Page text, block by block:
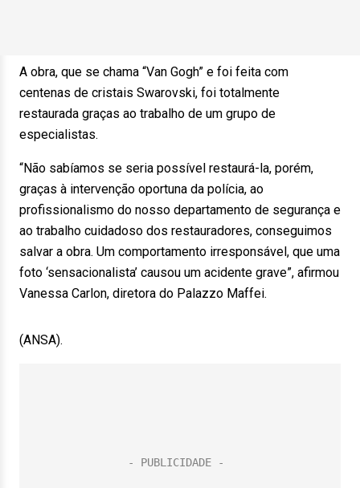
A obra, que se chama “Van Gogh” e foi feita com
centenas de cristais Swarovski, foi totalmente
restaurada graças ao trabalho de um grupo de
especialistas.
“Não sabíamos se seria possível restaurá-la, porém,
graças à intervenção oportuna da polícia, ao
profissionalismo do nosso departamento de segurança e
ao trabalho cuidadoso dos restauradores, conseguimos
salvar a obra. Um comportamento irresponsável, que uma
foto ‘sensacionalista’ causou um acidente grave”, afirmou
Vanessa Carlon, diretora do Palazzo Maffei.
(ANSA).